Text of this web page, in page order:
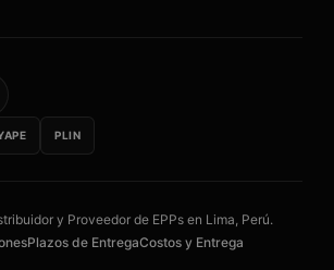
PLIN
y Proveedor de EPPs en Lima, Perú.
Plazos de EntregaCostos y Entrega